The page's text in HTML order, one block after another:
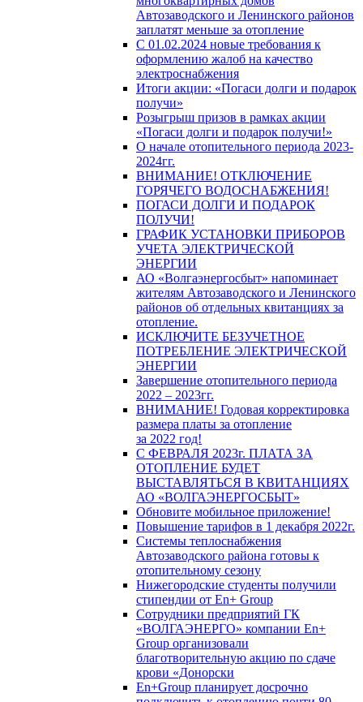
Автозаводского и Ленинского районов
заплатят меньше за отопление
С 01.02.2024 новые требования к
оформлению жалоб на качество
электроснабжения
Итоги акции: «Погаси долги и подарок
получи»
Розыгрыш призов в рамках акции
«Погаси долги и подарок получи!»
О начале отопительного периода 2023-
2024гг.
ВНИМАНИЕ! ОТКЛЮЧЕНИЕ
ГОРЯЧЕГО ВОДОСНАБЖЕНИЯ!
ПОГАСИ ДОЛГИ И ПОДАРОК
ПОЛУЧИ!
ГРАФИК УСТАНОВКИ ПРИБОРОВ
УЧЕТА ЭЛЕКТРИЧЕСКОЙ
ЭНЕРГИИ
АО «Волгаэнергосбыт» напоминает
жителям Автозаводского и Ленинского
районов об отдельных квитанциях за
отопление.
ИСКЛЮЧИТЕ БЕЗУЧЕТНОЕ
ПОТРЕБЛЕНИЕ ЭЛЕКТРИЧЕСКОЙ
ЭНЕРГИИ
Завершение отопительного периода
2022 – 2023гг.
ВНИМАНИЕ! Годовая корректировка
размера платы за отопление
за 2022 год!
С ФЕВРАЛЯ 2023г. ПЛАТА ЗА
ОТОПЛЕНИЕ БУДЕТ
ВЫСТАВЛЯТЬСЯ В КВИТАНЦИЯХ
АО «ВОЛГАЭНЕРГОСБЫТ»
Обновите мобильное приложение!
Повышение тарифов в 1 декабря 2022г.
Системы теплоснабжения
Автозаводского района готовы к
отопительному сезону
Нижегородские студенты получили
стипендии от En+ Group
Сотрудники предприятий ГК
«ВОЛГАЭНЕРГО» компании En+
Group организовали
благотворительную акцию по сдаче
крови «Донорски
En+Group планирует досрочно